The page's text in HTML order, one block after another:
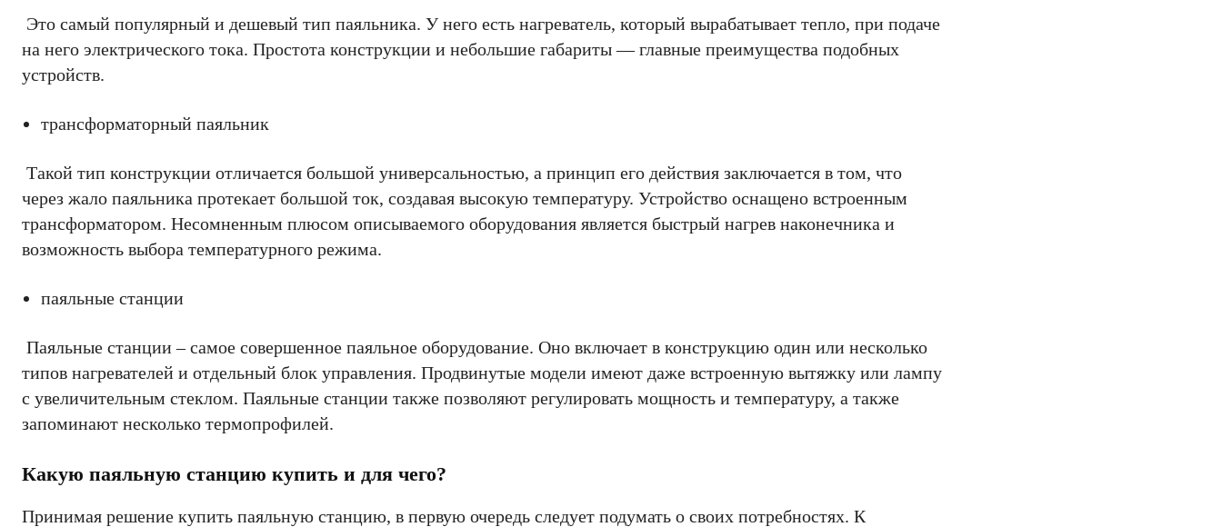
Это самый популярный и дешевый тип паяльника. У него есть нагреватель, который вырабатывает тепло, при подаче
на него электрического тока. Простота конструкции и небольшие габариты — главные преимущества подобных
устройств.
трансформаторный паяльник
Такой тип конструкции отличается большой универсальностью, а принцип его действия заключается в том, что
через жало паяльника протекает большой ток, создавая высокую температуру. Устройство оснащено встроенным
трансформатором. Несомненным плюсом описываемого оборудования является быстрый нагрев наконечника и
возможность выбора температурного режима.
паяльные станции
Паяльные станции – самое совершенное паяльное оборудование. Оно включает в конструкцию один или несколько
типов нагревателей и отдельный блок управления. Продвинутые модели имеют даже встроенную вытяжку или лампу
с увеличительным стеклом. Паяльные станции также позволяют регулировать мощность и температуру, а также
запоминают несколько термопрофилей.
Какую паяльную станцию купить и для чего?
Принимая решение купить паяльную станцию, в первую очередь следует подумать о своих потребностях. К